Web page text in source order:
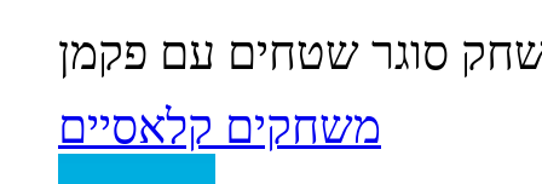
משחקים קלאסיים